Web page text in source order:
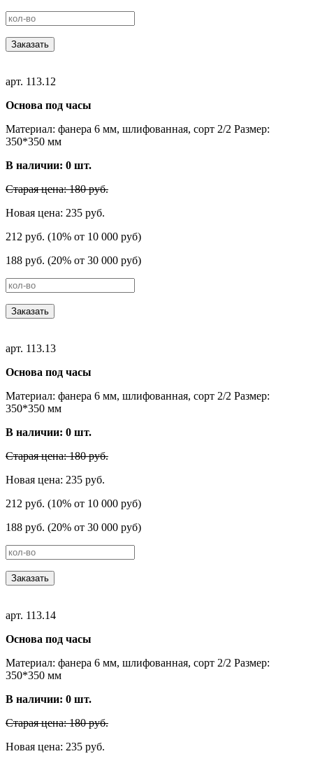
Заказать
арт. 113.12
Основа под часы
Материал: фанера 6 мм, шлифованная, сорт 2/2 Размер:
350*350 мм
В наличии: 0 шт.
Старая цена: 180 руб.
Новая цена: 235 руб.
212 руб. (10% от 10 000 руб)
188 руб. (20% от 30 000 руб)
Заказать
арт. 113.13
Основа под часы
Материал: фанера 6 мм, шлифованная, сорт 2/2 Размер:
350*350 мм
В наличии: 0 шт.
Старая цена: 180 руб.
Новая цена: 235 руб.
212 руб. (10% от 10 000 руб)
188 руб. (20% от 30 000 руб)
Заказать
арт. 113.14
Основа под часы
Материал: фанера 6 мм, шлифованная, сорт 2/2 Размер:
350*350 мм
В наличии: 0 шт.
Старая цена: 180 руб.
Новая цена: 235 руб.